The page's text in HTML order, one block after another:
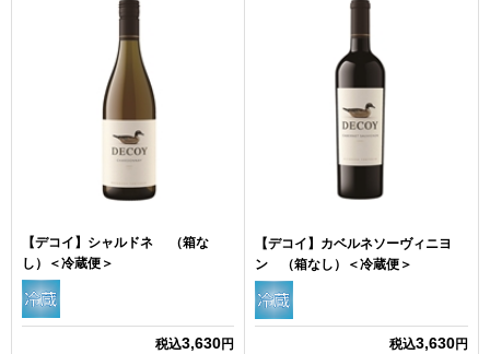
【デコイ】シャルドネ （箱な
し）＜冷蔵便＞
税込3,630円
【デコイ】カベルネソーヴィニヨ
ン （箱なし）＜冷蔵便＞
税込3,630円